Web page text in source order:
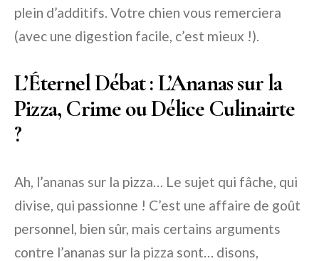
plein d’additifs. Votre chien vous remerciera
(avec une digestion facile, c’est mieux !).
L’Éternel Débat : L’Ananas sur la
Pizza, Crime ou Délice Culinairte
?
Ah, l’ananas sur la pizza… Le sujet qui fâche, qui
divise, qui passionne ! C’est une affaire de goût
personnel, bien sûr, mais certains arguments
contre l’ananas sur la pizza sont… disons,